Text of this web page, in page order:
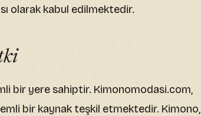
olarak kabul edilmektedir.
bir yere sahiptir. Kimonomodasi.com,
bir kaynak teşkil etmektedir. Kimono,